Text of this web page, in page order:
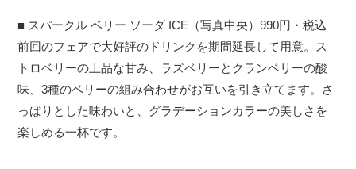
■ スパークル ベリー ソーダ ICE（写真中央）990円・税込
前回のフェアで大好評のドリンクを期間延長して用意。ス
トロベリーの上品な甘み、ラズベリーとクランベリーの酸
味、3種のベリーの組み合わせがお互いを引き立てます。さ
っぱりとした味わいと、グラデーションカラーの美しさを
楽しめる一杯です。